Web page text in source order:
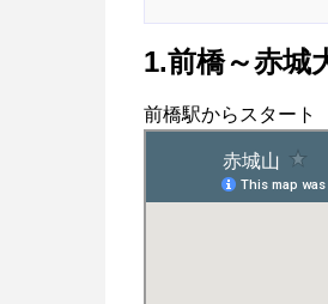
1.前橋～赤城
前橋駅からスタート